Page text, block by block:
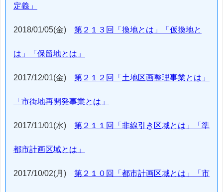
定義」
2018/01/05(金) 第２１３回「換地とは」「仮換地と
は」「保留地とは」
2017/12/01(金) 第２１２回「土地区画整理事業とは」
「市街地再開発事業とは」
2017/11/01(水) 第２１１回「非線引き区域とは」「準
都市計画区域とは」
2017/10/02(月) 第２１０回「都市計画区域とは」「市